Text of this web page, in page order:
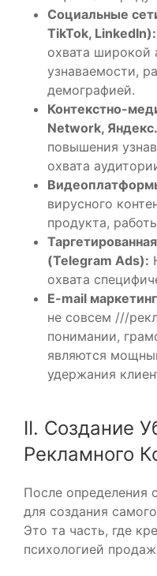
Социальные
TikTok, LinkedIn):
охвата широкой
узнаваемости,
демографией.
Контекстно-
Network,
повышения
охвата
вирусного
продукта,
(Telegram Ads):
охвата
E-mail
не совсем ///
понимании,
являются
удержания
II. Создание
Рекламного
После определения
для создания
Это та часть, где
психологией